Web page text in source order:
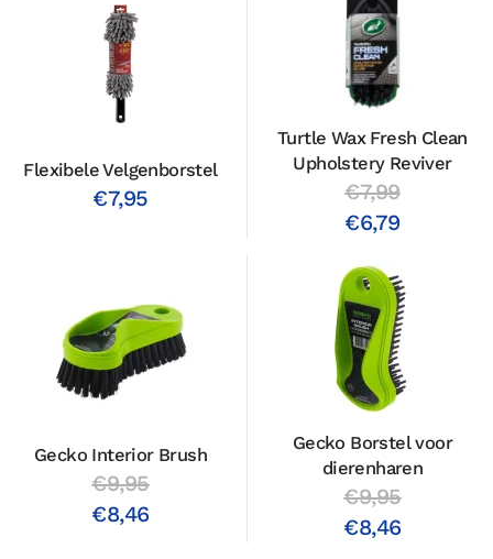
Flexibele Velgenborstel
€7,95
Turtle Wax Fresh Clean
Upholstery Reviver
€7,99
€6,79
Gecko Interior Brush
€9,95
€8,46
Gecko Borstel voor
dierenharen
€9,95
€8,46